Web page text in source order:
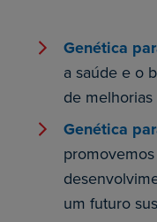
Genética
a saúde e o
de
Genética
um futuro